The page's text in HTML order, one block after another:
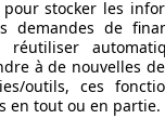
stocker les
demandes de
à de nouvelles
outils, ces
en tout ou en partie.